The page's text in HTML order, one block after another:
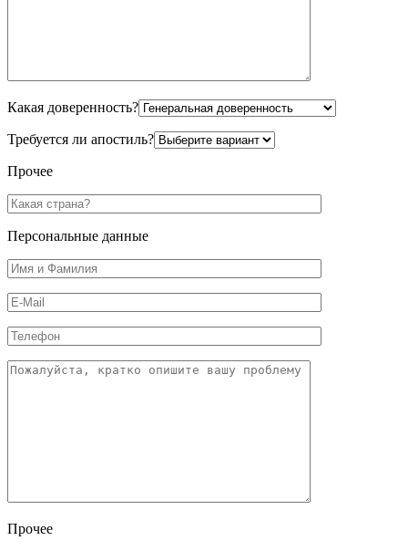
Какая доверенность?
Требуется ли апостиль?
Прочее
Персональные данные
Прочее